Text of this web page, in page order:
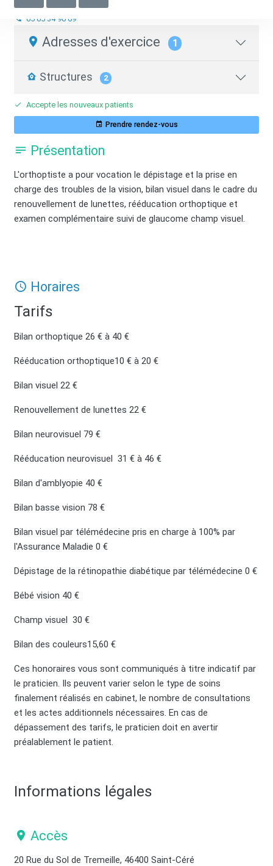
Orthoptiste
05 65 34 90 69
Adresses d'exercice 1
Structures 2
Accepte les nouveaux patients
Prendre rendez-vous
Présentation
L'orthoptiste a pour vocation le dépistage et la prise en
charge des troubles de la vision, bilan visuel dans le cadre du
renouvellement de lunettes, rééducation orthoptique et
examen complémentaire suivi de glaucome champ visuel.
Horaires
Tarifs
Bilan orthoptique 26 € à 40 €
Rééducation orthoptique10 € à 20 €
Bilan visuel 22 €
Renouvellement de lunettes 22 €
Bilan neurovisuel 79 €
Rééducation neurovisuel 31 € à 46 €
Bilan d'amblyopie 40 €
Bilan basse vision 78 €
Bilan visuel par télémédecine pris en charge à 100% par
l'Assurance Maladie 0 €
Dépistage de la rétinopathie diabétique par télémédecine 0 €
Bébé vision 40 €
Champ visuel 30 €
Bilan des couleurs15,60 €
Ces honoraires vous sont communiqués à titre indicatif par
le praticien. Ils peuvent varier selon le type de soins
finalement réalisés en cabinet, le nombre de consultations
et les actes additionnels nécessaires. En cas de
dépassement des tarifs, le praticien doit en avertir
préalablement le patient.
Informations légales
Accès
20 Rue du Sol de Tremeille, 46400 Saint-Céré